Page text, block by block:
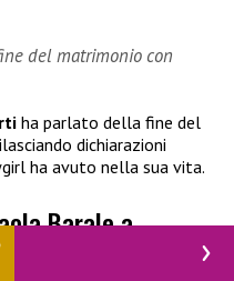
del matrimonio con
ha parlato della fine del
dichiarazioni
ha avuto nella sua vita.
Barale a